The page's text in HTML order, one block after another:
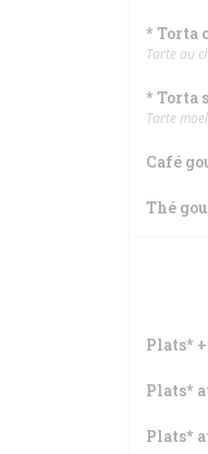
* Torta
Tarte au
* Torta
Tarte
Café
Thé
Plats*
Plats*
Plats*